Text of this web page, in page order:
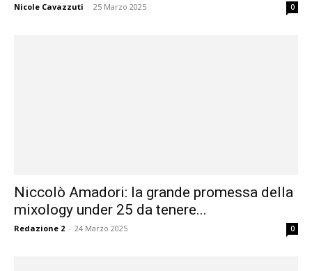
Nicole Cavazzuti - 25 Marzo 2025 0
Niccolò Amadori: la grande promessa della
mixology under 25 da tenere...
Redazione 2 - 24 Marzo 2025 0